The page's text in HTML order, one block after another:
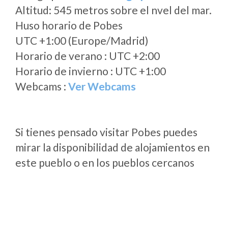
Altitud: 545 metros sobre el nvel del mar.
Huso horario de Pobes
UTC +1:00 (Europe/Madrid)
Horario de verano : UTC +2:00
Horario de invierno : UTC +1:00
Webcams : Ver Webcams
Si tienes pensado visitar Pobes puedes
mirar la disponibilidad de alojamientos en
este pueblo o en los pueblos cercanos